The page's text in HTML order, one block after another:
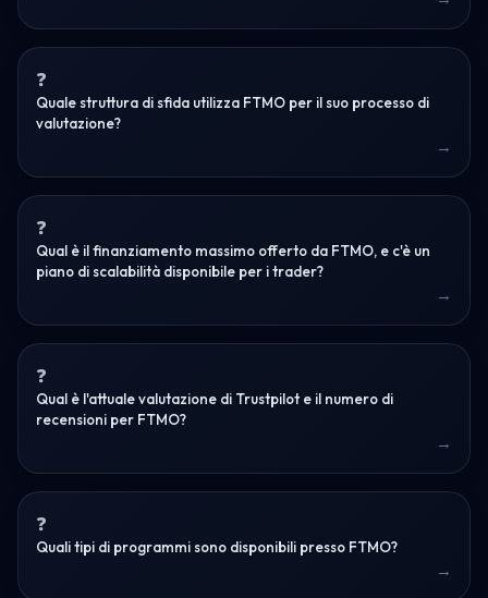
Quale struttura di sfida utilizza FTMO per il suo processo di
valutazione?
Qual è il finanziamento massimo offerto da FTMO, e c'è un
piano di scalabilità disponibile per i trader?
Qual è l'attuale valutazione di Trustpilot e il numero di
recensioni per FTMO?
Quali tipi di programmi sono disponibili presso FTMO?